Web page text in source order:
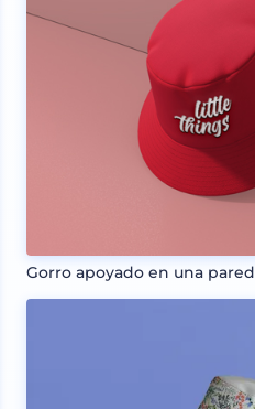
Gorro apoyado en una pared